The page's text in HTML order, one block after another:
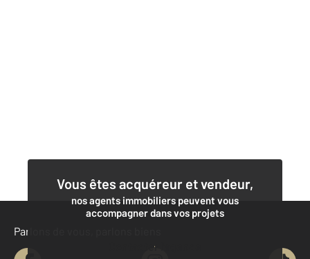
Vous êtes acquéreur et vendeur,
nos agents immobiliers peuvent vous
accompagner dans vos projets
Contacter l'agence
Parlons de vous, parlons biens